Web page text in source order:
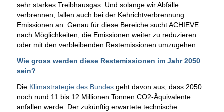
sehr starkes Treibhausgas. Und solange wir Abfälle
verbrennen, fallen auch bei der Kehrichtverbrennung
Emissionen an. Genau für diese Bereiche sucht ACHIEVE
nach Möglichkeiten, die Emissionen weiter zu reduzieren
oder mit den verbleibenden Restemissionen umzugehen.
Wie gross werden diese Restemissionen im Jahr 2050
sein?
Die Klimastrategie des Bundesgeht davon aus, dass 2050
noch rund 11 bis 12 Millionen Tonnen CO2-Äquivalente
anfallen werde. Der zukünftig erwartete technische